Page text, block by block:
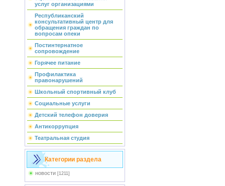
услуг организациями
Республиканский
консультативный центр для
обращения граждан по
вопросам опеки
Постинтернатное
сопровождение
Горячее питание
Профилактика
правонарушений
Школьный спортивный клуб
Социальные услуги
Детский телефон доверия
Антикоррупция
Театральная студия
Категории раздела
новости [1211]